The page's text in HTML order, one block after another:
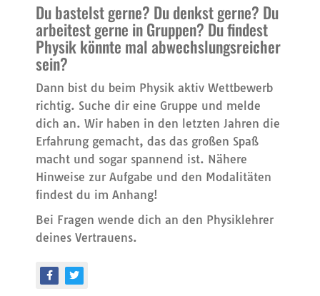
Du bastelst gerne? Du denkst gerne? Du
arbeitest gerne in Gruppen? Du findest
Physik könnte mal abwechslungsreicher
sein?
Dann bist du beim Physik aktiv Wettbewerb
richtig. Suche dir eine Gruppe und melde
dich an. Wir haben in den letzten Jahren die
Erfahrung gemacht, das das großen Spaß
macht und sogar spannend ist. Nähere
Hinweise zur Aufgabe und den Modalitäten
findest du im Anhang!
Bei Fragen wende dich an den Physiklehrer
deines Vertrauens.